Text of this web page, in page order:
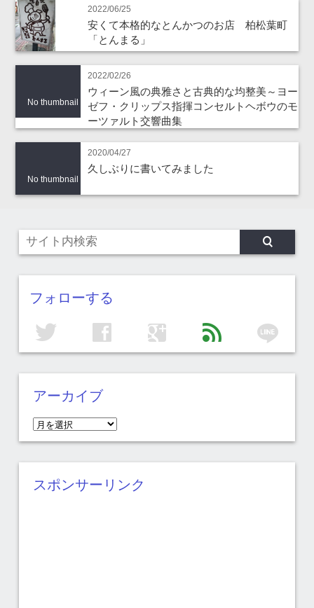
2022/06/25
安くて本格的なとんかつのお店 柏松葉町
「とんまる」
No thumbnail
2022/02/26
ウィーン風の典雅さと古典的な均整美～ヨー
ゼフ・クリップス指揮コンセルトヘボウのモ
ーツァルト交響曲集
No thumbnail
2020/04/27
久しぶりに書いてみました
フォローする
twitter facebook google feed line
アーカイブ
ア
ー
カ
イ
スポンサーリンク